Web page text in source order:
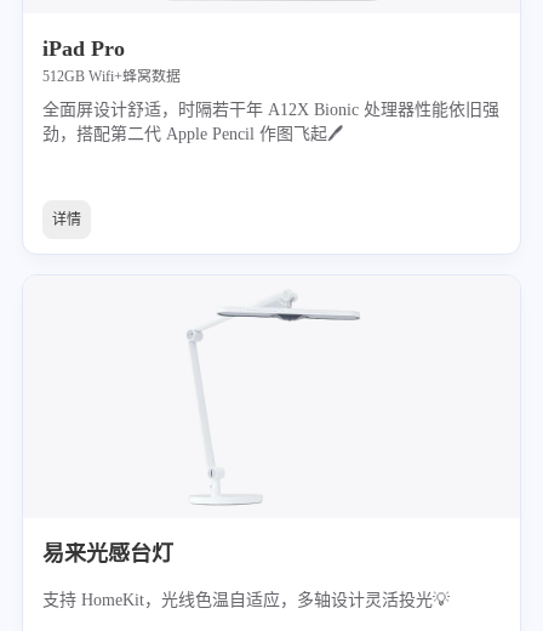
iPad Pro
512GB Wifi+蜂窝数据
全面屏设计舒适，时隔若干年 A12X Bionic 处理器性能依旧强
劲，搭配第二代 Apple Pencil 作图飞起🖊
详情
易来光感台灯
支持 HomeKit，光线色温自适应，多轴设计灵活投光💡